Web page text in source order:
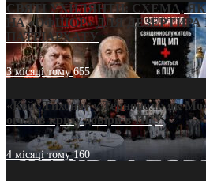
СВЯТІ УХИЛЯНТИ: СХЕМА,
НА «ОФШОР» ДЛЯ
ПАТРІАРХАТУ
3 місяці тому655
«Кейс Тихона» у Тернополі: як
оголив кризу довіри в ПЦУ
4 місяці тому160